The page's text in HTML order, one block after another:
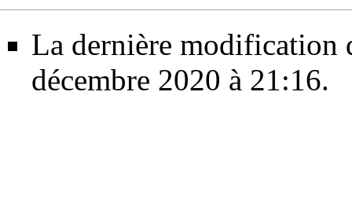
La dernière modification
décembre 2020 à 21:16.